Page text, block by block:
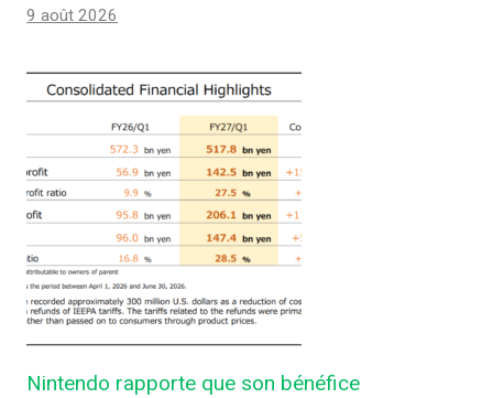
9 août 2026
Nintendo rapporte que son bénéfice